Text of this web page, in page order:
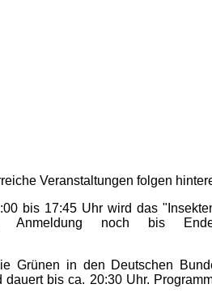
Veranstaltungen folgen
bis 17:45 Uhr wird das
Anmeldung noch bis
Grünen in den Deutschen
bis ca. 20:30 Uhr.